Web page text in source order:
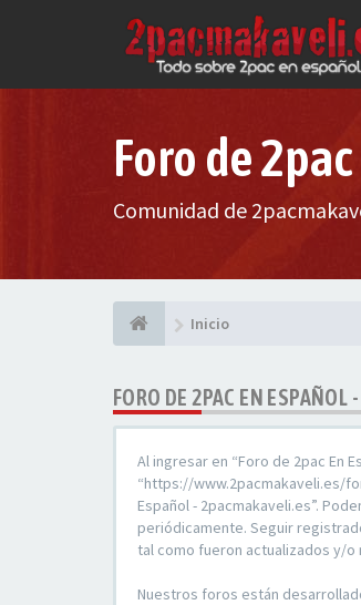
Foro de
Comunidad de
Inicio
FORO DE 2PAC EN
Al ingresar en “Foro de 2pac En
“https://www.2pacmakaveli.es/
Español - 2pacmakaveli.es”.
periódicamente. Seguir
tal como fueron actualizados y/o
Nuestros foros están